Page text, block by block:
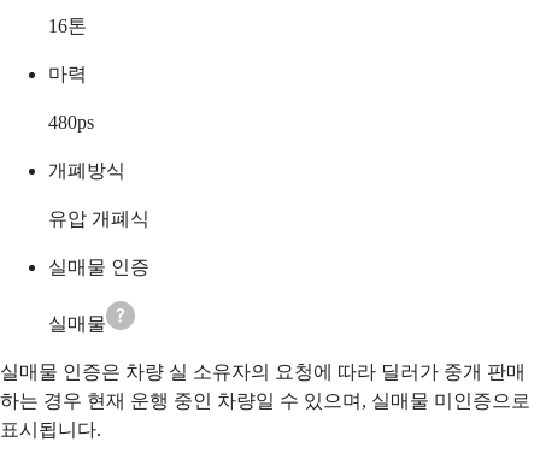
16톤
마력
480ps
개폐방식
유압 개폐식
실매물 인증
실매물
실매물 인증은 차량 실 소유자의 요청에 따라 딜러가 중개 판매
하는 경우 현재 운행 중인 차량일 수 있으며, 실매물 미인증으로
표시됩니다.